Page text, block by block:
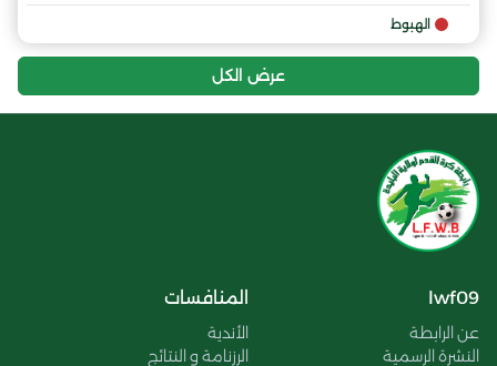
الهبوط
عرض الكل
lwf09
عن الرابطة
النشرة الرسمية
المنافسات
الأندية
الرزنامة و النتائج